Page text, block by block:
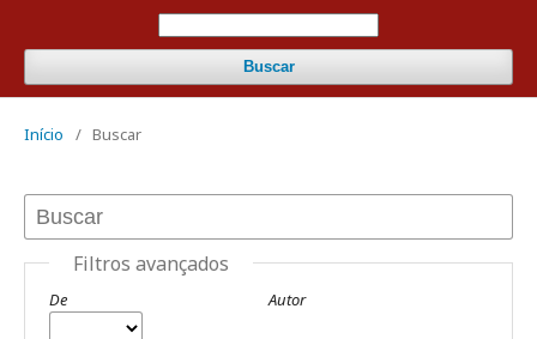
Buscar
Início / Buscar
Filtros avançados
De Autor